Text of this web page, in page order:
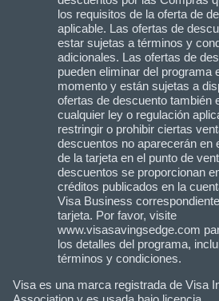
los requisitos de la oferta de
aplicable. Las ofertas de
estar sujetas a términos y
adicionales. Las ofertas de
pueden eliminar del programa
momento y están sujetas a
ofertas de descuento también
cualquier ley o regulación
restringir o prohibir ciertas
descuentos no aparecerán en
de la tarjeta en el punto de
descuentos se proporcionan
créditos publicados en la
Visa Business
tarjeta. Por favor, visite
www.visasavingsedge.com
los detalles del programa,
términos y condiciones.
Visa es una marca registrada de Visa